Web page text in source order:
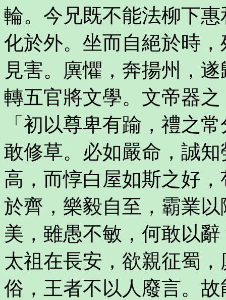
輪。今兄既不能法柳下
化於外。坐而自絕於時
見害。廙懼，奔揚州，
轉五官將文學。文帝器
「初以尊卑有踰，禮之
敢修草。必如嚴命，誠
高，而惇白屋如斯之好
於齊，樂毅自至，霸業
美，雖愚不敏，何敢以
太祖在長安，欲親征蜀
俗，王者不以人廢言。